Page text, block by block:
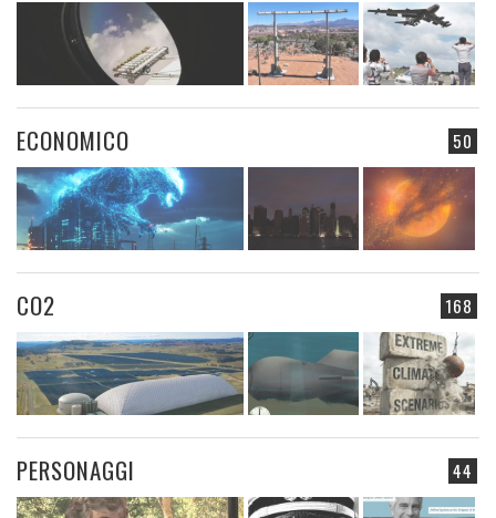
50
ECONOMICO
168
CO2
44
PERSONAGGI